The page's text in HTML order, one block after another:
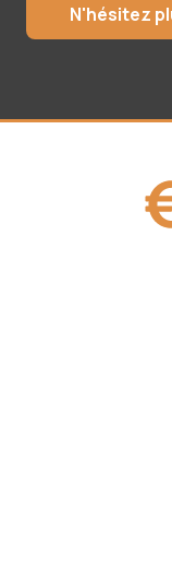
N'hésitez